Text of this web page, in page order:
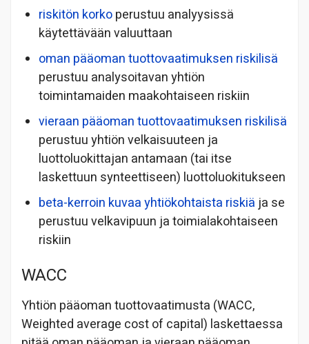
riskitön korkoperustuu analyysissä
käytettävään valuuttaan
oman pääoman tuottovaatimuksen riskilisä
perustuu analysoitavan yhtiön
toimintamaiden maakohtaiseen riskiin
vieraan pääoman tuottovaatimuksen riskilisä
perustuu yhtiön velkaisuuteen ja
luottoluokittajan antamaan (tai itse
laskettuun synteettiseen) luottoluokitukseen
beta-kerroin kuvaa yhtiökohtaista riskiä ja se
perustuu velkavipuun ja toimialakohtaiseen
riskiin
WACC
Yhtiön pääoman tuottovaatimusta (WACC,
Weighted average cost of capital) laskettaessa